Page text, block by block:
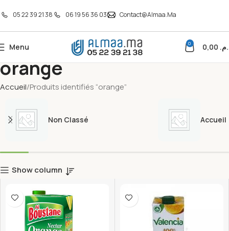
05 22 39 21 38 06 19 56 36 03 Contact@almaa.ma
Menu 0
orange
Accueil Produits identifiés “orange”
Non Classé Accueil
Show column